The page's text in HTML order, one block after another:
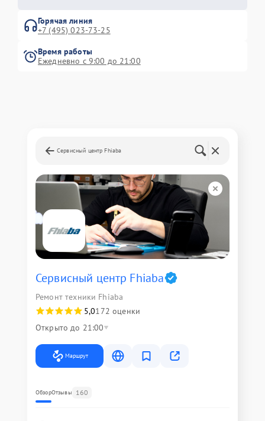
Горячая линия
+7 (495) 023-73-25
Время работы
Ежедневно с 9:00 до 21:00
Сервисный центр Fhiaba
Сервисный центр Fhiaba
Ремонт техники Fhiaba
5,0172 оценки
Открыто до 21:00
Маршрут
ОбзорОтзывы 160